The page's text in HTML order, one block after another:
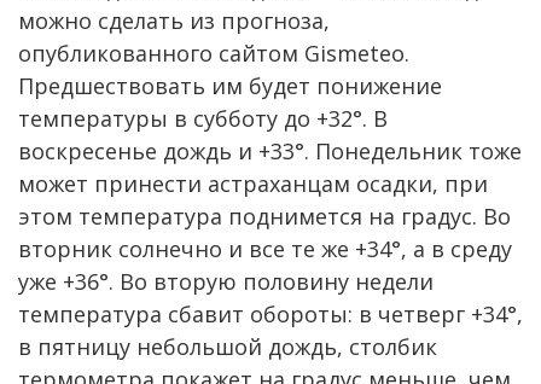
можно сделать из прогноза,
опубликованного сайтом Gismeteo.
Предшествовать им будет понижение
температуры в субботу до +32°. В
воскресенье дождь и +33°. Понедельник тоже
может принести астраханцам осадки, при
этом температура поднимется на градус. Во
вторник солнечно и все те же +34°, а в среду
уже +36°. Во вторую половину недели
температура сбавит обороты: в четверг +34°,
в пятницу небольшой дождь, столбик